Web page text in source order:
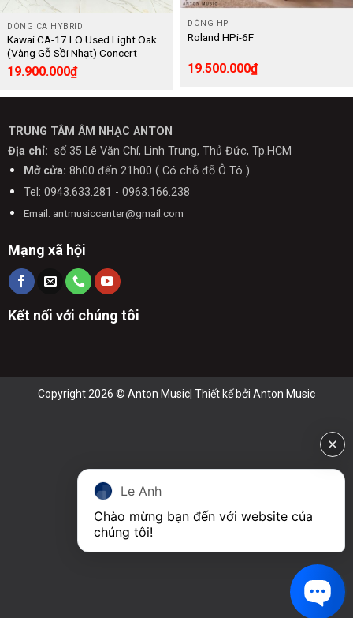
DÒNG CA HYBRID
Kawai CA-17 LO Used Light Oak
(Vàng Gỗ Sồi Nhạt) Concert
Artist – Digital
19.900.000₫
DÒNG HP
Roland HPi-6F
19.500.000₫
TRUNG TÂM ÂM NHẠC ANTON
Địa chỉ: số 35 Lê Văn Chí, Linh Trung, Thủ Đức, Tp.HCM
Mở cửa: 8h00 đến 21h00 ( Có chỗ đỗ Ô Tô )
Tel: 0943.633.281 - 0963.166.238
Email: antmusiccenter@gmail.com
Mạng xã hội
Kết nối với chúng tôi
Copyright 2026 © Anton Music| Thiết kế bởi Anton Music
Le Anh
Chào mừng bạn đến với website của
chúng tôi!